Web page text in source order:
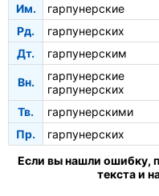
Им.
гарпунерские
Рд.
гарпунерских
Дт.
гарпунерским
Вн.
гарпунерские
гарпунерских
Тв.
гарпунерскими
Пр.
гарпунерских
Если вы нашли ошибку,
текста и